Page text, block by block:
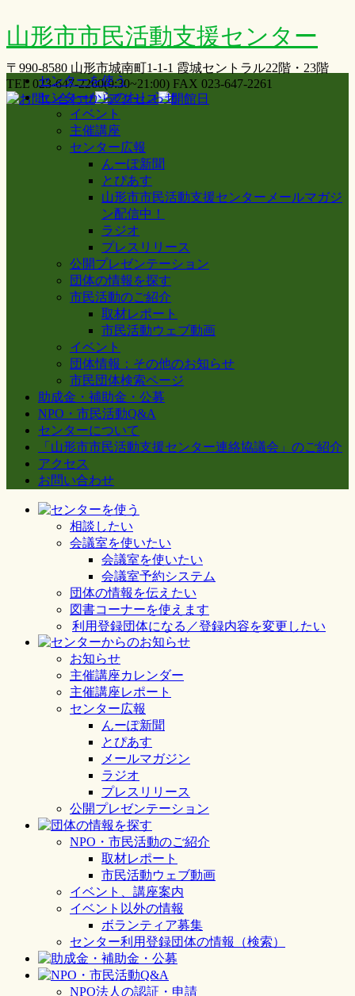
山形市市民活動支援センター
〒990-8580 山形市城南町1-1-1 霞城セントラル22階・23階
TEL 023-647-2260(9:30~21:00) FAX 023-647-2261
センターを使う
センターからのおしらせ
イベント
主催講座
センター広報
んーぽ新聞
とぴあす
山形市市民活動支援センターメールマガジ
ン配信中！
ラジオ
プレスリリース
公開プレゼンテーション
団体の情報を探す
市民活動のご紹介
取材レポート
市民活動ウェブ動画
イベント
団体情報：その他のお知らせ
市民団体検索ページ
助成金・補助金・公募
NPO・市民活動Q&A
センターについて
「山形市市民活動支援センター連絡協議会」のご紹介
アクセス
お問い合わせ
相談したい
会議室を使いたい
会議室を使いたい
会議室予約システム
団体の情報を伝えたい
図書コーナーを使えます
利用登録団体になる／登録内容を変更したい
お知らせ
主催講座カレンダー
主催講座レポート
センター広報
んーぽ新聞
とぴあす
メールマガジン
ラジオ
プレスリリース
公開プレゼンテーション
NPO・市民活動のご紹介
取材レポート
市民活動ウェブ動画
イベント、講座案内
イベント以外の情報
ボランティア募集
センター利用登録団体の情報（検索）
NPO法人の認証・申請